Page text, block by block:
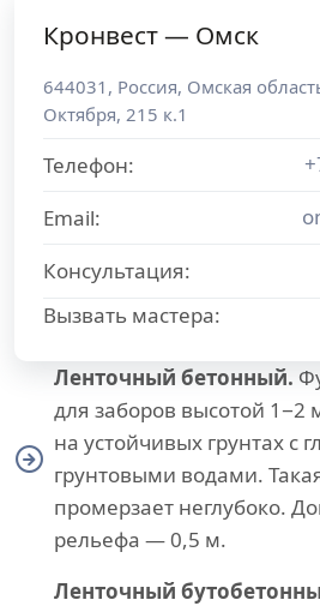
Кронвест — Омск
644031 , Россия, Омская
Октября, 215 к.1
Телефон:
Email:
Консультация:
Вызвать мастера:
Ленточный бетонный.
для заборов высотой 1−2
на устойчивых грунтах с
грунтовыми водами.
промерзает неглубоко.
рельефа — 0,5 м.
Ленточный